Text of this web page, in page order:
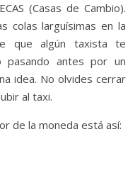
(Casas de Cambio).
colas larguísimas en la
que algún taxista te
antes por un
idea. No olvides cerrar
al taxi.
de la moneda está así: